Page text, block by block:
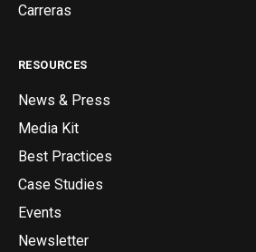
Carreras
RESOURCES
News & Press
Media Kit
Best Practices
Case Studies
Events
Newsletter